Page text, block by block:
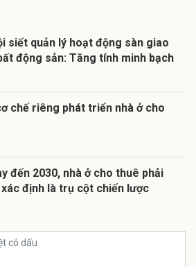
siết quản lý hoạt động sàn giao
động sản: Tăng tính minh bạch
chế riêng phát triển nhà ở cho
đến 2030, nhà ở cho thuê phải
định là trụ cột chiến lược